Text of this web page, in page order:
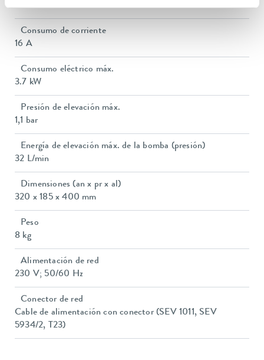
3.6 kW
Consumo de corriente
16 A
Consumo eléctrico máx.
3.7 kW
Presión de elevación máx.
1,1 bar
Energía de elevación máx. de la bomba (presión)
32 L/min
Dimensiones (an x pr x al)
320 x 185 x 400 mm
Peso
8 kg
Alimentación de red
230 V; 50/60 Hz
Conector de red
Cable de alimentación con conector (SEV 1011, SEV
5934/2, T23)